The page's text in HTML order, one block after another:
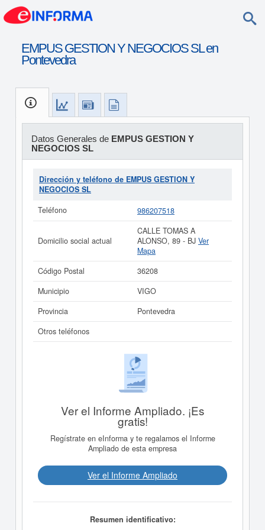
EMPUS GESTION Y NEGOCIOS SL en
Pontevedra
Datos Generales de EMPUS GESTION Y
NEGOCIOS SL
Dirección y teléfono de EMPUS GESTION Y
NEGOCIOS SL
Teléfono
986207518
Domicilio social actual
CALLE TOMAS A
ALONSO, 89 - BJ Ver
Mapa
Código Postal
36208
Municipio
VIGO
Provincia
Pontevedra
Otros teléfonos
Ver el Informe Ampliado. ¡Es
gratis!
Regístrate en eInforma y te regalamos el Informe
Ampliado de esta empresa
Ver el Informe Ampliado
Resumen identificativo: